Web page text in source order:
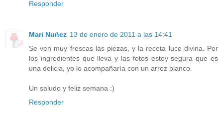
Responder
Mari Nuñez 13 de enero de 2011 a las 14:41
Se ven muy frescas las piezas, y la receta luce divina. Por
los ingredientes que lleva y las fotos estoy segura que es
una delicia, yo lo acompañaría con un arroz blanco.
Un saludo y feliz semana :)
Responder